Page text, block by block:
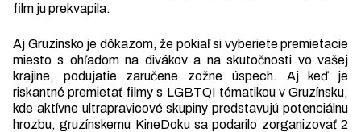
film ju prekvapila.
Aj Gruzínsko je dôkazom, že pokiaľ si vyberiete premietacie
miesto s ohľadom na divákov a na skutočnosti vo vašej
krajine, podujatie zaručene zožne úspech. Aj keď je
riskantné premietať filmy s LGBTQI tématikou v Gruzínsku,
kde aktívne ultrapravicové skupiny predstavujú potenciálnu
hrozbu, gruzínskemu KineDoku sa podarilo zorganizovať 2